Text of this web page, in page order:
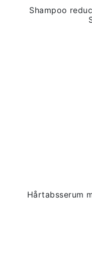
Shampoo
Hårtabsserum